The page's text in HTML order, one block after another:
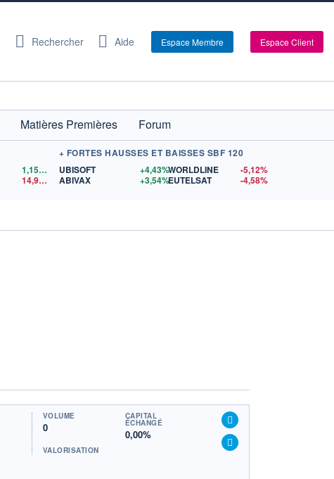
Rechercher Aide Espace Membre Espace Client
Matières Premières
Forum
1,1559
$US
14,90$US
+ FORTES HAUSSES ET BAISSES SBF 120
UBISOFT
+4,43%
ABIVAX
+3,54%
WORLDLINE
-5,12%
EUTELSAT
-4,58%
VOLUME
0
CAPITAL
ÉCHANGÉ
0,00%
VALORISATION